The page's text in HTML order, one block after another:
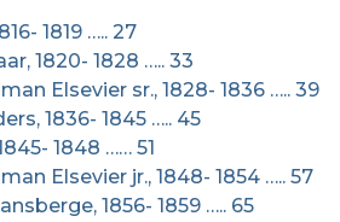
1819 ….. 27
1820- 1828 ….. 33
Elsevier sr., 1828- 1836 ….. 39
1836- 1845 ….. 45
1848 …… 51
Elsevier jr., 1848- 1854 ….. 57
1856- 1859 ….. 65